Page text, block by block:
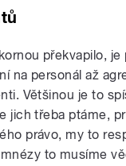
překvapilo,
na personál až
Většinou je to
jich třeba ptáme,
právo, my to
to musíme